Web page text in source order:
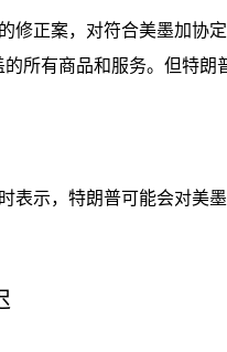
修正案，对符合美墨加协
所有商品和服务。但特朗
表示，特朗普可能会对美